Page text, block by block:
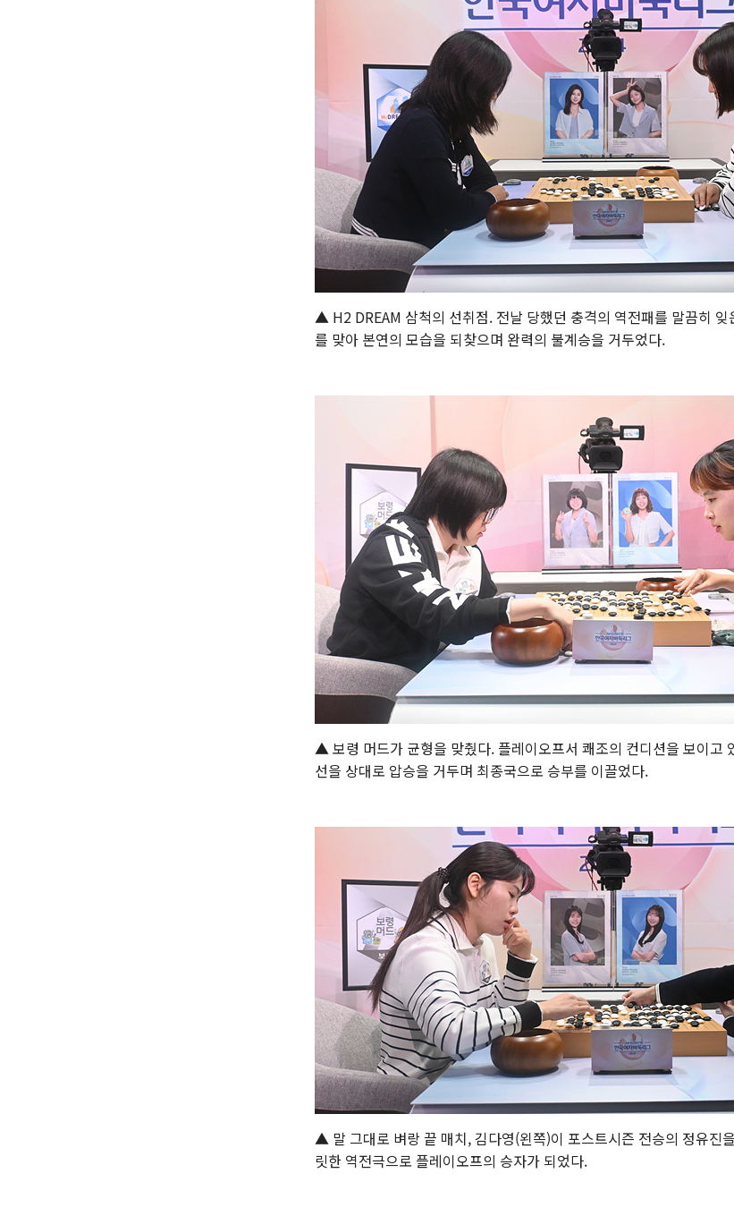
▲ H2 DREAM 삼척의 선취점. 전날 당했던 충격의 역전패를 말끔히 잊
를 맞아 본연의 모습을 되찾으며 완력의 불계승을 거두었다.
▲ 보령 머드가 균형을 맞췄다. 플레이오프서 쾌조의 컨디션을 보이고
선을 상대로 압승을 거두며 최종국으로 승부를 이끌었다.
▲ 말 그대로 벼랑 끝 매치, 김다영(왼쪽)이 포스트시즌 전승의 정유진
릿한 역전극으로 플레이오프의 승자가 되었다.